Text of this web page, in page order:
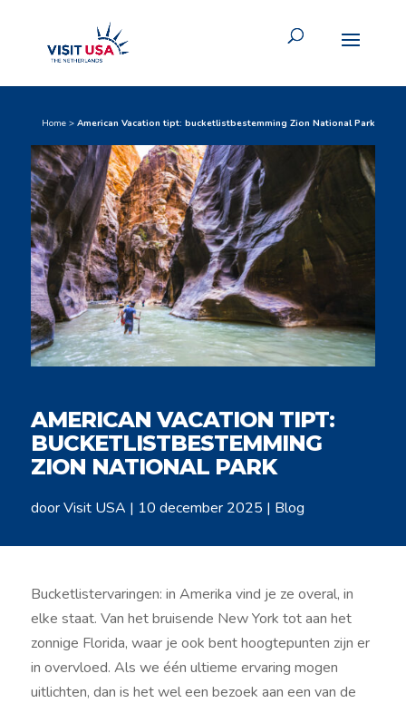
Home >American Vacation tipt: bucketlistbestemming Zion National Park
AMERICAN VACATION TIPT:
BUCKETLISTBESTEMMING
ZION NATIONAL PARK
doorVisit USA | 10 december 2025 | Blog
Bucketlistervaringen: in Amerika vind je ze overal, in
elke staat. Van het bruisende New York tot aan het
zonnige Florida, waar je ook bent hoogtepunten zijn er
in overvloed. Als we één ultieme ervaring mogen
uitlichten, dan is het wel een bezoek aan een van de